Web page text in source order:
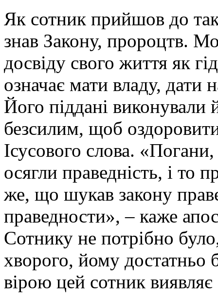
Як сотник прийшов до
знав Закону, пророцтв.
досвіду свого життя як
означає мати владу, дати
Його піддані виконували
безсилим, щоб
Ісусового слова.
осягли праведність, і то
же, що шукав закону
праведности», – каже
Сотнику не потрібно
хворого, йому
вірою цей сотник